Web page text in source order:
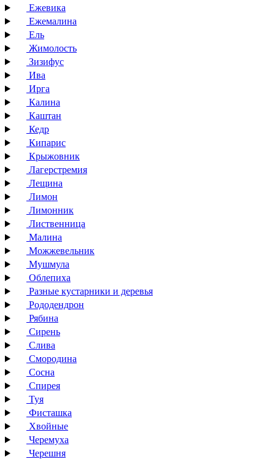
Ежевика
Ежемалина
Ель
Жимолость
Зизифус
Ива
Ирга
Калина
Каштан
Кедр
Кипарис
Крыжовник
Лагерстремия
Лещина
Лимон
Лимонник
Лиственница
Малина
Можжевельник
Мушмула
Облепиха
Разные кустарники и деревья
Рододендрон
Рябина
Сирень
Слива
Смородина
Сосна
Спирея
Туя
Фисташка
Хвойные
Черемуха
Черешня